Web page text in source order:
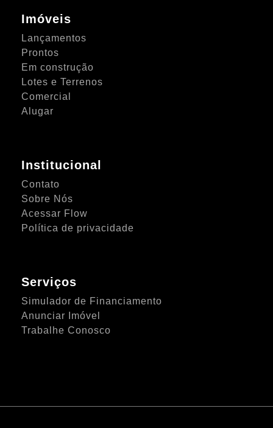
Imóveis
Lançamentos
Prontos
Em construção
Lotes e Terrenos
Comercial
Alugar
Institucional
Contato
Sobre Nós
Acessar Flow
Política de privacidade
Serviços
Simulador de Financiamento
Anunciar Imóvel
Trabalhe Conosco